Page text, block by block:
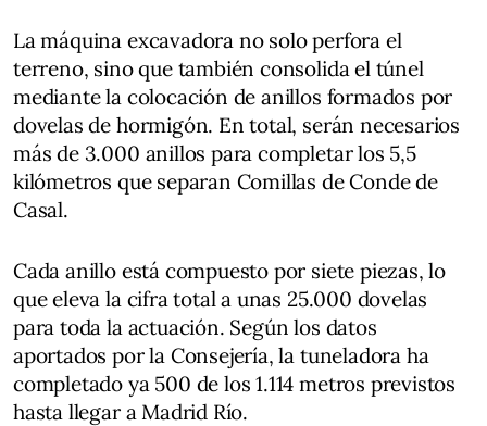
La máquina excavadora no solo perfora el
terreno, sino que también consolida el túnel
mediante la colocación de anillos formados por
dovelas de hormigón. En total, serán necesarios
más de 3.000 anillos para completar los 5,5
kilómetros que separan Comillas de Conde de
Casal.
Cada anillo está compuesto por siete piezas, lo
que eleva la cifra total a unas 25.000 dovelas
para toda la actuación. Según los datos
aportados por la Consejería, la tuneladora ha
completado ya 500 de los 1.114 metros previstos
hasta llegar a Madrid Río.